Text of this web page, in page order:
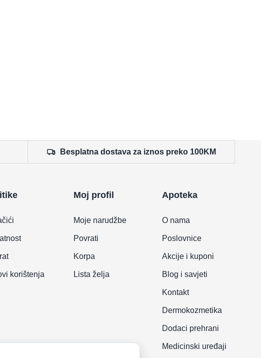
Besplatna dostava za iznos preko 100KM
korištenja
Moj profil
Moje narudžbe
Povrati
Korpa
Lista želja
Apoteka
O nama
Poslovnice
Akcije i kuponi
Blog i savjeti
Kontakt
Dermokozmetika
Dodaci prehrani
Medicinski uređaji